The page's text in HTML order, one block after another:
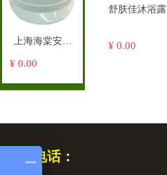
上海海棠安全
帽 工地防砸头
¥ 0.00
舒肤佳沐浴露
¥ 0.00
客服电话：